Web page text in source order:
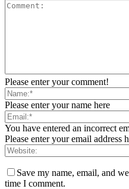
Please enter your comment!
Please enter your name here
You have entered an incorrect
Please enter your email address
Save my name, email, and
time I comment.